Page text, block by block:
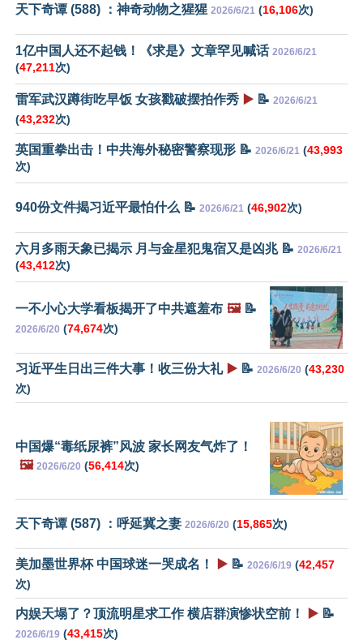
天下奇谭 (588) ：神奇动物之猩猩 2026/6/21 (16,106次)
1亿中国人还不起钱！《求是》文章罕见喊话 2026/6/21
(47,211次)
雷军武汉蹲街吃早饭 女孩戳破摆拍作秀 ▶️ 📝 2026/6/21
(43,232次)
英国重拳出击！中共海外秘密警察现形 📝 2026/6/21 (43,993
次)
940份文件揭习近平最怕什么 📝 2026/6/21 (46,902次)
六月多雨天象已揭示 月与金星犯鬼宿又是凶兆 📝 2026/6/21
(43,412次)
一不小心大学看板揭开了中共遮羞布 🖼️📝
2026/6/20 (74,674次)
习近平生日出三件大事！收三份大礼 ▶️ 📝 2026/6/20 (43,230
次)
中国爆“毒纸尿裤”风波 家长网友气炸了！
🖼️ 2026/6/20 (56,414次)
天下奇谭 (587) ：呼延冀之妻 2026/6/20 (15,865次)
美加墨世界杯 中国球迷一哭成名！ ▶️ 📝 2026/6/19 (42,457
次)
内娱天塌了？顶流明星求工作 横店群演惨状空前！ ▶️ 📝
2026/6/19 (43,415次)